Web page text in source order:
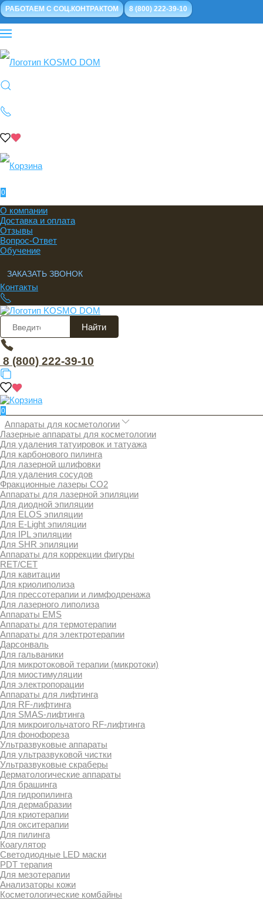
РАБОТАЕМ С СОЦ.КОНТРАКТОМ 8 (800) 222-39-10
0
О компании
Доставка и оплата
Отзывы
Вопрос-Ответ
Обучение
ЗАКАЗАТЬ ЗВОНОК
Контакты
Найти
8 (800) 222-39-10
0
Аппараты для косметологии
Лазерные аппараты для косметологии
Для удаления татуировок и татуажа
Для карбонового пилинга
Для лазерной шлифовки
Для удаления сосудов
Фракционные лазеры СО2
Аппараты для лазерной эпиляции
Для диодной эпиляции
Для ELOS эпиляции
Для E-Light эпиляции
Для IPL эпиляции
Для SHR эпиляции
Аппараты для коррекции фигуры
RET/CET
Для кавитации
Для криолиполиза
Для прессотерапии и лимфодренажа
Для лазерного липолиза
Аппараты EMS
Аппараты для термотерапии
Аппараты для электротерапии
Дарсонваль
Для гальваники
Для микротоковой терапии (микротоки)
Для миостимуляции
Для электропорации
Аппараты для лифтинга
Для RF-лифтинга
Для SMAS-лифтинга
Для микроигольчатого RF-лифтинга
Для фонофореза
Ультразвуковые аппараты
Для ультразвуковой чистки
Ультразвуковые скраберы
Дерматологические аппараты
Для брашинга
Для гидропилинга
Для дермабразии
Для криотерапии
Для окситерапии
Для пилинга
Коагулятор
Светодиодные LED маски
PDT терапия
Для мезотерапии
Анализаторы кожи
Косметологические комбайны